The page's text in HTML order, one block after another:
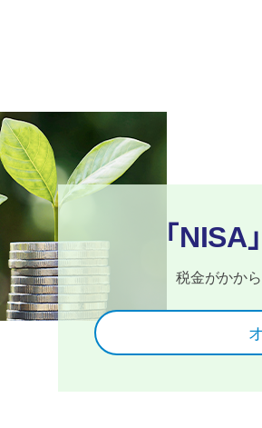
「NISA
税金がかか